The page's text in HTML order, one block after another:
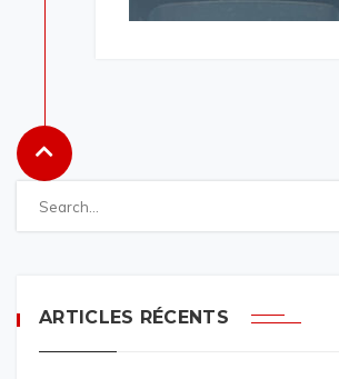
ARTICLES RÉCENTS